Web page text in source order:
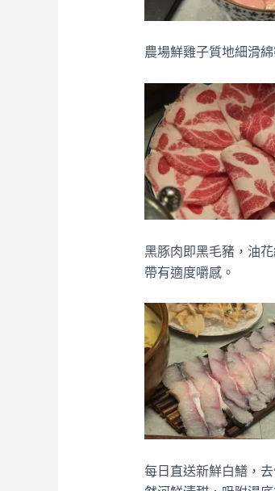
農場鮮雞子質地細滑
黑豚肉即黑毛豬，油
帶有適度嚼感。
每日直送新鮮白鱔，